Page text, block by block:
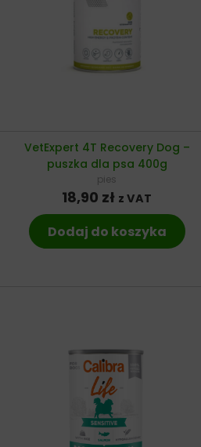
VetExpert 4T Recovery Dog –
puszka dla psa 400g
pies
18,90 zł z VAT
Dodaj do koszyka